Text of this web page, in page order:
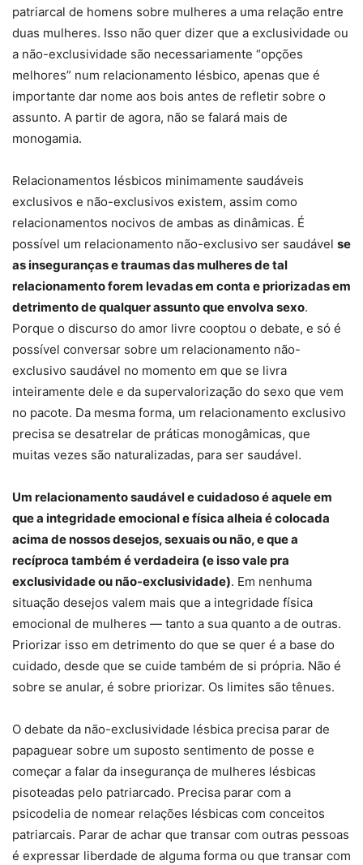
patriarcal de homens sobre mulheres a uma relação entre
duas mulheres. Isso não quer dizer que a exclusividade ou
a não-exclusividade são necessariamente “opções
melhores” num relacionamento lésbico, apenas que é
importante dar nome aos bois antes de refletir sobre o
assunto. A partir de agora, não se falará mais de
monogamia.
Relacionamentos lésbicos minimamente saudáveis
exclusivos e não-exclusivos existem, assim como
relacionamentos nocivos de ambas as dinâmicas. É
possível um relacionamento não-exclusivo ser saudável se
as inseguranças e traumas das mulheres de tal
relacionamento forem levadas em conta e priorizadas em
detrimento de qualquer assunto que envolva sexo.
Porque o discurso do amor livre cooptou o debate, e só é
possível conversar sobre um relacionamento não-
exclusivo saudável no momento em que se livra
inteiramente dele e da supervalorização do sexo que vem
no pacote. Da mesma forma, um relacionamento exclusivo
precisa se desatrelar de práticas monogâmicas, que
muitas vezes são naturalizadas, para ser saudável.
Um relacionamento saudável e cuidadoso é aquele em
que a integridade emocional e física alheia é colocada
acima de nossos desejos, sexuais ou não, e que a
recíproca também é verdadeira (e isso vale pra
exclusividade ou não-exclusividade). Em nenhuma
situação desejos valem mais que a integridade física
emocional de mulheres — tanto a sua quanto a de outras.
Priorizar isso em detrimento do que se quer é a base do
cuidado, desde que se cuide também de si própria. Não é
sobre se anular, é sobre priorizar. Os limites são tênues.
O debate da não-exclusividade lésbica precisa parar de
papaguear sobre um suposto sentimento de posse e
começar a falar da insegurança de mulheres lésbicas
pisoteadas pelo patriarcado. Precisa parar com a
psicodelia de nomear relações lésbicas com conceitos
patriarcais. Parar de achar que transar com outras pessoas
é expressar liberdade de alguma forma ou que transar com